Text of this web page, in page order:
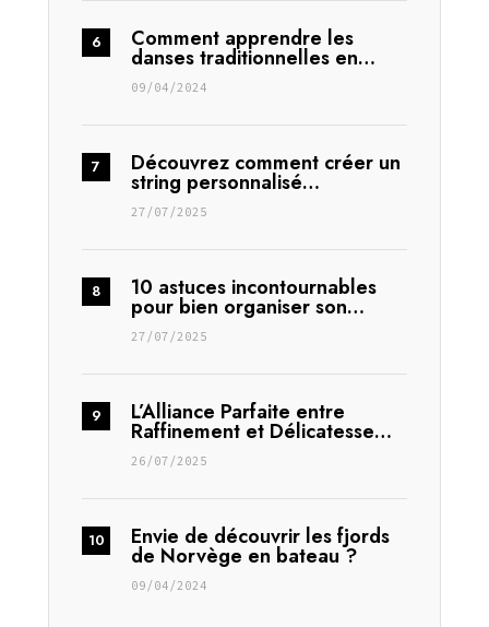
Comment apprendre les
danses traditionnelles en…
09/04/2024
Découvrez comment créer un
string personnalisé…
27/07/2025
10 astuces incontournables
pour bien organiser son…
27/07/2025
L’Alliance Parfaite entre
Raffinement et Délicatesse…
26/07/2025
Envie de découvrir les fjords
de Norvège en bateau ?
09/04/2024